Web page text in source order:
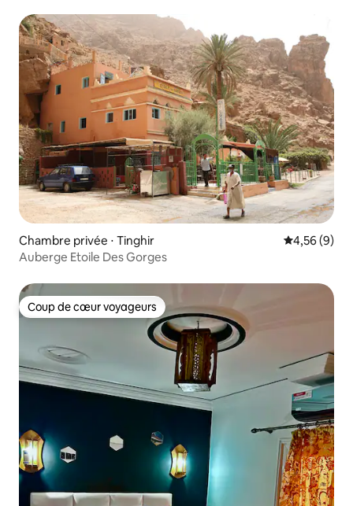
Chambre privée ⋅ Tinghir Évaluation
4,56 (9)
Auberge Etoile Des Gorges
Coup de cœur voyageurs
Coup de cœur voyageurs